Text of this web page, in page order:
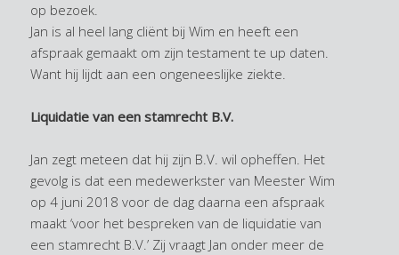
op bezoek.
Jan is al heel lang cliënt bij Wim en heeft een
afspraak gemaakt om zijn testament te up daten.
Want hij lijdt aan een ongeneeslijke ziekte.
Liquidatie van een stamrecht B.V.
Jan zegt meteen dat hij zijn B.V. wil opheffen. Het
gevolg is dat een medewerkster van Meester Wim
op 4 juni 2018 voor de dag daarna een afspraak
maakt ‘voor het bespreken van de liquidatie van
een stamrecht B.V.’ Zij vraagt Jan onder meer de